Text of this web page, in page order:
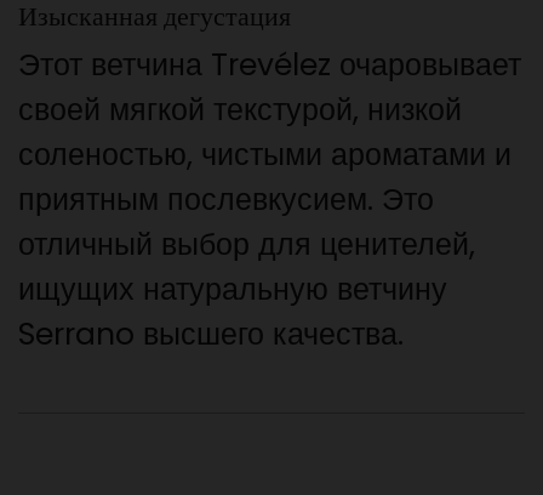
Изысканная дегустация
Этот ветчина Trevélez очаровывает
своей мягкой текстурой, низкой
соленостью, чистыми ароматами и
приятным послевкусием. Это
отличный выбор для ценителей,
ищущих натуральную ветчину
Serrano высшего качества.